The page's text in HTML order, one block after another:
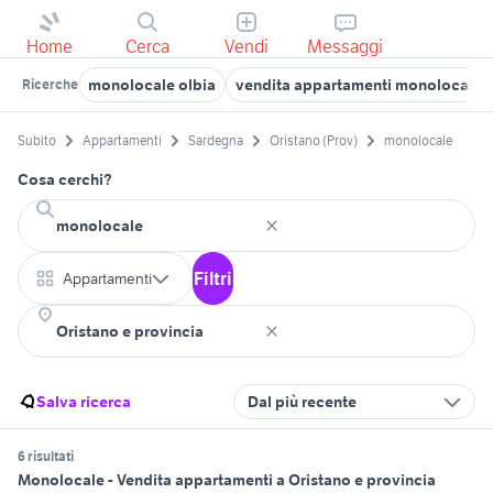
Home Cerca Vendi Messaggi
Ricerche monolocale olbia vendita appartamenti monolocali
Subito Appartamenti Sardegna Oristano (Prov) monolocale
Cosa cerchi?
Appartamenti Filtri
Salva ricerca Dal più recente
6 risultati
Monolocale - Vendita appartamenti a Oristano e provincia